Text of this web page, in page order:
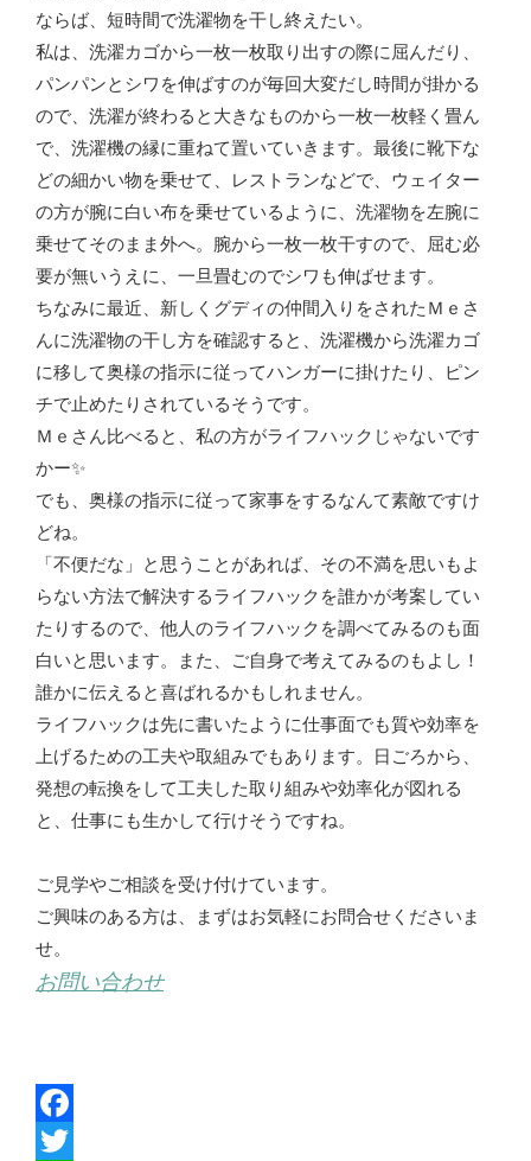
ならば、短時間で洗濯物を干し終えたい。
私は、洗濯カゴから一枚一枚取り出すの際に屈んだり、
パンパンとシワを伸ばすのが毎回大変だし時間が掛かる
ので、洗濯が終わると大きなものから一枚一枚軽く畳ん
で、洗濯機の縁に重ねて置いていきます。最後に靴下な
どの細かい物を乗せて、レストランなどで、ウェイター
の方が腕に白い布を乗せているように、洗濯物を左腕に
乗せてそのまま外へ。腕から一枚一枚干すので、屈む必
要が無いうえに、一旦畳むのでシワも伸ばせます。
ちなみに最近、新しくグディの仲間入りをされたＭｅさ
んに洗濯物の干し方を確認すると、洗濯機から洗濯カゴ
に移して奥様の指示に従ってハンガーに掛けたり、ピン
チで止めたりされているそうです。
Ｍｅさん比べると、私の方がライフハックじゃないです
かー✨
でも、奥様の指示に従って家事をするなんて素敵ですけ
どね。
「不便だな」と思うことがあれば、その不満を思いもよ
らない方法で解決するライフハックを誰かが考案してい
たりするので、他人のライフハックを調べてみるのも面
白いと思います。また、ご自身で考えてみるのもよし！
誰かに伝えると喜ばれるかもしれません。
ライフハックは先に書いたように仕事面でも質や効率を
上げるための工夫や取組みでもあります。日ごろから、
発想の転換をして工夫した取り組みや効率化が図れる
と、仕事にも生かして行けそうですね。
ご見学やご相談を受け付けています。
ご興味のある方は、まずはお気軽にお問合せくださいま
せ。
お問い合わせ
F